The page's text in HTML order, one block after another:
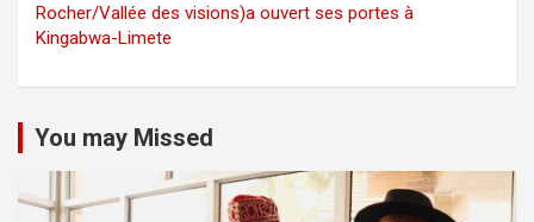
Rocher/Vallée des visions)a ouvert ses portes à
Kingabwa-Limete
You may Missed